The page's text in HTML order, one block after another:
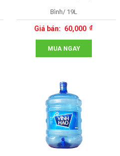
Bình/ 19L
60,000
MUA NGAY